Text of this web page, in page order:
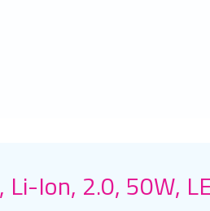
Ion, 2.0, 50W,